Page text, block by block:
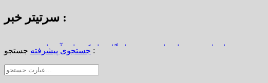
سرتیتر خبر :
استاد محمد نواب‌زاده، چهره ماندگار دیار کریمان، آسمانی شد
بخش بزرگی از املاک/ ضرورت تجدیدنظر در ضوابط احراز تصرفات مالکانه
در بزرگ‌ترین خانه خشتی جهان / سوگواره ملی چشمه‌سار در رفسنجان
جستجوی پیشرفته جستجو :